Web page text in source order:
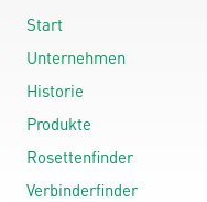
Start
Unternehmen
Historie
Produkte
Rosettenfinder
Verbinderfinder